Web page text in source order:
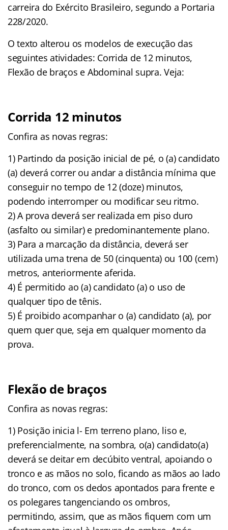
carreira do Exército Brasileiro, segundo a Portaria
228/2020.
O texto alterou os modelos de execução das
seguintes atividades: Corrida de 12 minutos,
Flexão de braços e Abdominal supra. Veja:
Corrida 12 minutos
Confira as novas regras:
1) Partindo da posição inicial de pé, o (a) candidato
(a) deverá correr ou andar a distância mínima que
conseguir no tempo de 12 (doze) minutos,
podendo interromper ou modificar seu ritmo.
2) A prova deverá ser realizada em piso duro
(asfalto ou similar) e predominantemente plano.
3) Para a marcação da distância, deverá ser
utilizada uma trena de 50 (cinquenta) ou 100 (cem)
metros, anteriormente aferida.
4) É permitido ao (a) candidato (a) o uso de
qualquer tipo de tênis.
5) É proibido acompanhar o (a) candidato (a), por
quem quer que, seja em qualquer momento da
prova.
Flexão de braços
Confira as novas regras:
1) Posição inicia l- Em terreno plano, liso e,
preferencialmente, na sombra, o(a) candidato(a)
deverá se deitar em decúbito ventral, apoiando o
tronco e as mãos no solo, ficando as mãos ao lado
do tronco, com os dedos apontados para frente e
os polegares tangenciando os ombros,
permitindo, assim, que as mãos fiquem com um